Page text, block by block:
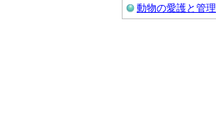
動物の愛護と管理